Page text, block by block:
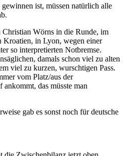
ist, müssen natürlich alle
Wörns in die Runde, im
in Lyon, wegen einer
so interpretierten Notbremse.
damals schon viel zu alten
viel zu kurzen, wurschtigen Pass.
vom Platz/aus der
das müsste man
gab es sonst noch für deutsche